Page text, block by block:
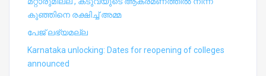
കുഞ്ഞിനെ രക്ഷിച്ച് അമ്മ
പേജ് ലഭ്യമല്ല
Karnataka unlocking: Dates for reopening of colleges
announced